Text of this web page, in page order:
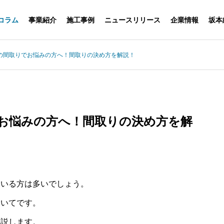
ラム 事業紹介 施工事例 ニュースリリース 企業情報 坂本
取りでお悩みの方へ！間取りの決め方を解説！
悩みの方へ！間取りの決め方を解
る方は多いでしょう。
てです。
します。